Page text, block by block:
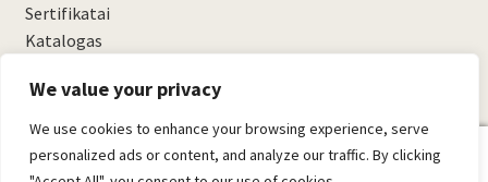
We value your privacy
We use cookies to enhance your browsing experience, serve
personalized ads or content, and analyze our traffic. By clicking
Sertifikatai
Katalogas
....
0